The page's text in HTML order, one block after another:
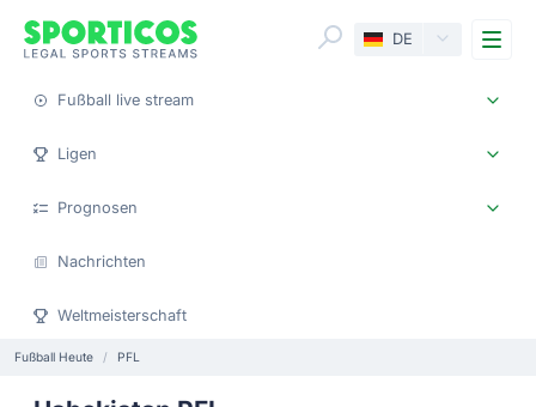
DE
Fußball live stream
Ligen
Prognosen
Nachrichten
Weltmeisterschaft
Fußball Heute PFL